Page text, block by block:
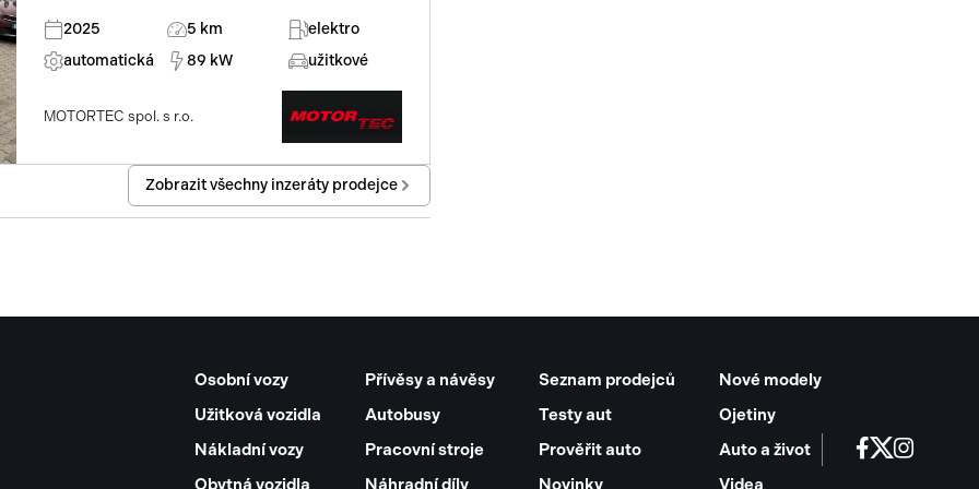
2025 5 km
elektro
automatická
89 kW užitkové
MOTORTEC spol. s r.o.
Zobrazit všechny inzeráty prodejce
Osobní vozy
Užitková vozidla
Nákladní vozy
Obytná vozidla
Přívěsy a návěsy
Autobusy
Pracovní stroje
Náhradní díly
Seznam prodejců
Testy aut
Prověřit auto
Novinky
Nové modely
Ojetiny
Auto a život
Videa